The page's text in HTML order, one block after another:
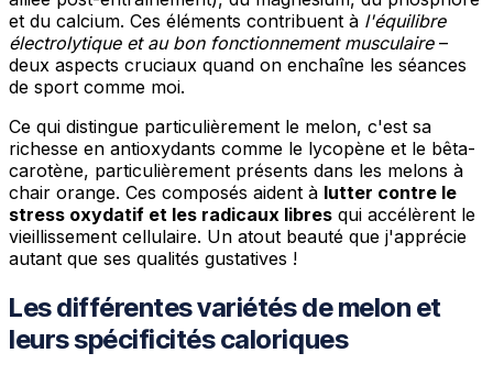
et du calcium. Ces éléments contribuent à l'équilibre
électrolytique et au bon fonctionnement musculaire–
deux aspects cruciaux quand on enchaîne les séances
de sport comme moi.
Ce qui distingue particulièrement le melon, c'est sa
richesse en antioxydants comme le lycopène et le bêta-
carotène, particulièrement présents dans les melons à
chair orange. Ces composés aident à lutter contre le
stress oxydatif et les radicaux libres qui accélèrent le
vieillissement cellulaire. Un atout beauté que j'apprécie
autant que ses qualités gustatives !
Les différentes variétés de melon et
leurs spécificités caloriques